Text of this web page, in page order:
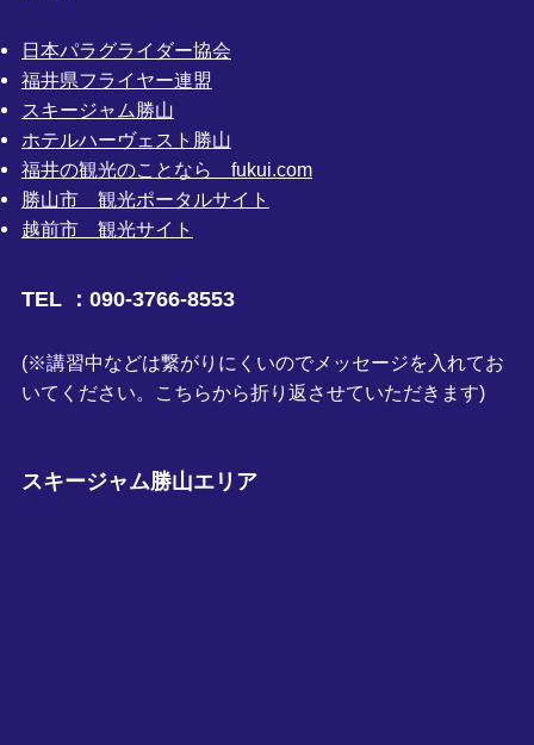
日本パラグライダー協会
福井県フライヤー連盟
スキージャム勝山
ホテルハーヴェスト勝山
福井の観光のことなら fukui.com
勝山市 観光ポータルサイト
越前市 観光サイト
TEL ：090-3766-8553
(※講習中などは繋がりにくいのでメッセージを入れてお
いてください。こちらから折り返させていただきます)
スキージャム勝山エリア